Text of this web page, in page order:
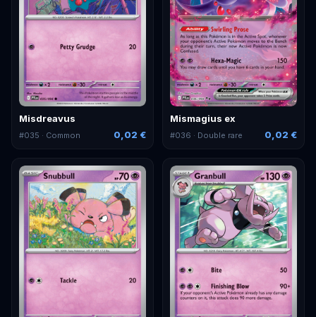
Misdreavus
#035 · Common 0,02 €
Mismagius ex
#036 · Double rare 0,02 €